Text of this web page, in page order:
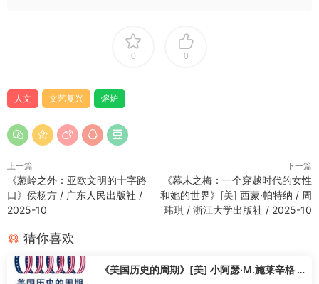
的光明逆袭，而是多元势力对冲熔炼的混沌时代，美好与野蛮同
代，而是时代资本、权力、地缘，筛选成就天才；艺术从来独立
没有纯净的人文复兴，只有利弊共生的文明迭代。
灰度史观：不否定艺术高度，不美化时代道义
全书克制中立，不走全盘抹黑、过度吹捧二元极端写法。
不否定时代价值：认可文艺复兴重塑人文审美、完善近代法理、
不美化时代道义：直面猎巫迫害、贫富极端割裂、艺术资本原
罪、城邦背信权谋、对外殖民掠夺的时代之恶；
客观定论：西方崛起不是文明优胜的结果，是包容、掠夺、思
0 0
人文 文艺复兴 熔炉
上一篇
《葱岭之外：亚欧文明的十字路
口》侯杨方 / 广东人民出版社 /
2025-10
下一篇
《幕末之梅：一个穿越时代的女性
和她的世界》[美] 西蒙·帕特纳 / 周
玮琪 / 浙江大学出版社 / 2025-10
猜你喜欢
《美国历史的周期》[美] 小阿瑟·M.施莱辛格 /